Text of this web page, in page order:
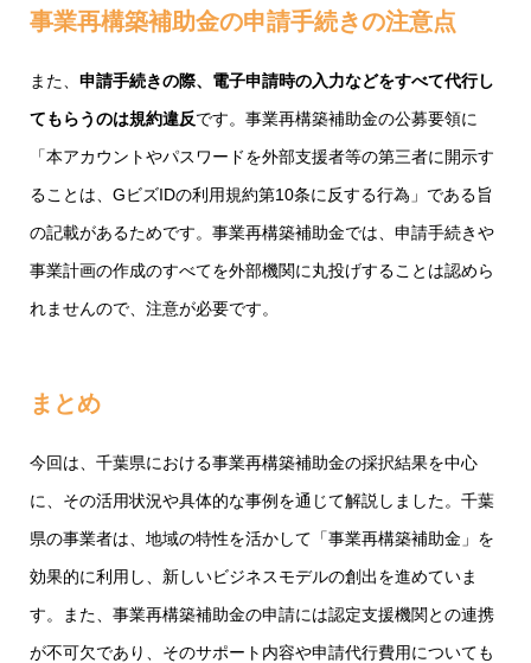
事業再構築補助金の申請手続きの注意点
また、 申請手続きの際、電子申請時の入力などをすべて代行し
てもらうのは規約違反です。事業再構築補助金の公募要領に
「本アカウントやパスワードを外部支援者等の第三者に開示す
ることは、GビズIDの利用規約第10条に反する行為」である旨
の記載があるためです。事業再構築補助金では、申請手続きや
事業計画の作成のすべてを外部機関に丸投げすることは認めら
れませんので、注意が必要です。
まとめ
今回は、千葉県における事業再構築補助金の採択結果を中心
に、その活用状況や具体的な事例を通じて解説しました。千葉
県の事業者は、地域の特性を活かして「事業再構築補助金」を
効果的に利用し、新しいビジネスモデルの創出を進めていま
す。また、事業再構築補助金の申請には認定支援機関との連携
が不可欠であり、そのサポート内容や申請代行費用についても